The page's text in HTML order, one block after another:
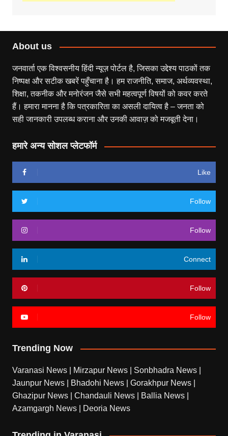
About us
जनवार्ता एक विश्वसनीय हिंदी न्यूज़ पोर्टल है, जिसका उद्देश्य पाठकों तक
निष्पक्ष और सटीक खबरें पहुँचाना है। हम राजनीति, समाज, अर्थव्यवस्था,
शिक्षा, तकनीक और मनोरंजन जैसे सभी महत्वपूर्ण विषयों को कवर करते
हैं। हमारा मानना है कि पत्रकारिता का असली दायित्व है – जनता को
सही जानकारी उपलब्ध कराना और उनकी आवाज़ को मजबूती देना।
हमारे अन्य सोशल प्लेटफॉर्म
Like
Follow
Follow
Connect
Follow
Follow
Trending Now
Varanasi News Mirzapur News Sonbhadra News
Jaunpur News
Bhadohi News Gorakhpur News
Ghazipur News
Chandauli News Ballia News
Azamgargh News
Deoria News